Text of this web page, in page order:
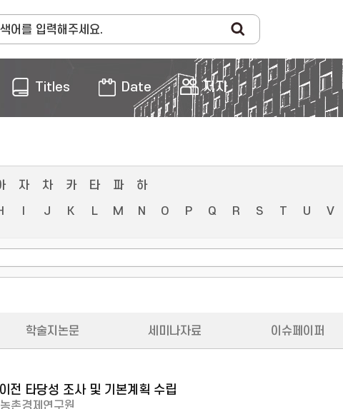
Titles Date 저자
자 차 카 타 파
하
J K L M N O P Q R S T U V
학술지논문 세미나자료 이슈페이퍼
전 타당성 조사 및 기본계획 수립
촌경제연구원